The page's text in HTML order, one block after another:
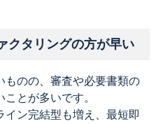
クタリングの方が早い
ものの、審査や必要書類の
とが多いです。
ン完結型も増え、最短即